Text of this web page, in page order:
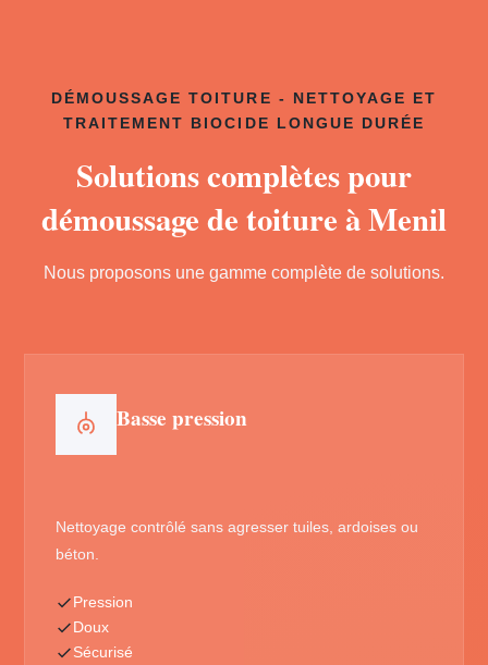
DÉMOUSSAGE TOITURE - NETTOYAGE ET
TRAITEMENT BIOCIDE LONGUE DURÉE
Solutions complètes pour
démoussage de toiture à Menil
Nous proposons une gamme complète de solutions.
Basse pression
Nettoyage contrôlé sans agresser tuiles, ardoises ou
béton.
Pression
Doux
Sécurisé